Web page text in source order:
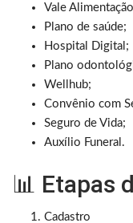
Vale
Plano de saúde;
Hospital Digital;
Plano
Wellhub;
Convênio com
Seguro de Vida;
Auxílio Funeral.
📊 Etapas
Cadastro